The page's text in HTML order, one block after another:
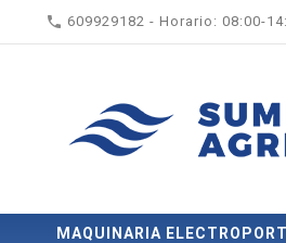
 609929182 - Horario: 08:00-
MAQUINARIA